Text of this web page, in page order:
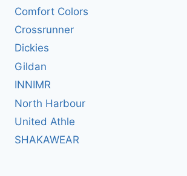
Comfort Colors
Crossrunner
Dickies
Gildan
INNIMR
North Harbour
United Athle
SHAKAWEAR